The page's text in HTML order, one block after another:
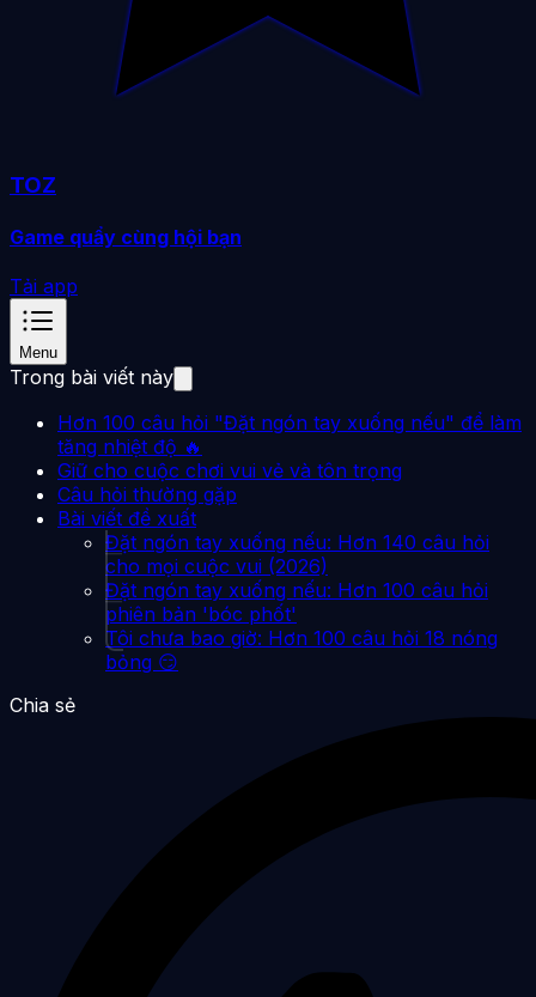
TOZ
Game quẩy cùng hội bạn
Tải app
Menu
Trong bài viết này
Hơn 100 câu hỏi "Đặt ngón tay xuống nếu" để làm
tăng nhiệt độ 🔥
Giữ cho cuộc chơi vui vẻ và tôn trọng
Câu hỏi thường gặp
Bài viết đề xuất
Đặt ngón tay xuống nếu: Hơn 140 câu hỏi
cho mọi cuộc vui (2026)
Đặt ngón tay xuống nếu: Hơn 100 câu hỏi
phiên bản 'bóc phốt'
Tôi chưa bao giờ: Hơn 100 câu hỏi 18 nóng
bỏng 😏
Chia sẻ